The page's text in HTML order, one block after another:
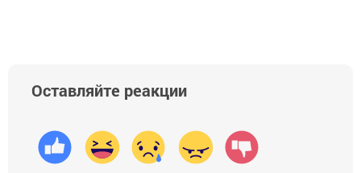
Оставляйте реакции